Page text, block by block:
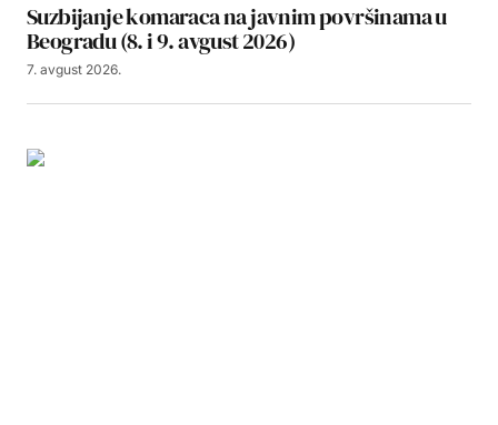
Suzbijanje komaraca na javnim površinama u
Beogradu (8. i 9. avgust 2026)
7. avgust 2026.